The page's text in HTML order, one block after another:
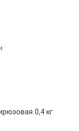
0,4 кг